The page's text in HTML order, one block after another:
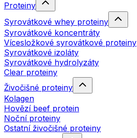
Proteiny
Syrovátkové whey proteiny
Syrovátkové koncentráty
Vícesložkové syrovátkové proteiny
Syrovátkové izoláty
Syrovátkové hydrolyzáty
Clear proteiny
Živočišné proteiny
Kolagen
Hovězí beef protein
Noční proteiny
Ostatní živočišné proteiny